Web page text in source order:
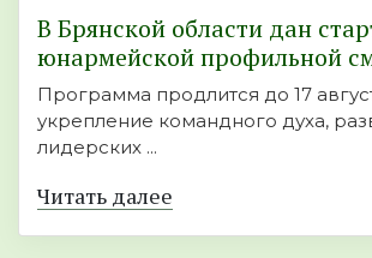
В Брянской области дан
юнармейской профильной
Программа продлится до 17
укрепление командного духа,
лидерских ...
Читать далее